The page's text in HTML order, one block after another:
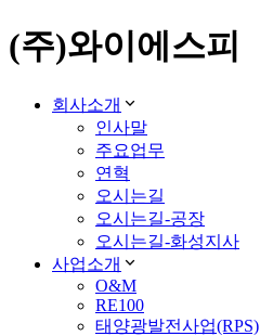
(주)와이에스피
회사소개
인사말
주요업무
연혁
오시는길
오시는길-공장
오시는길-화성지사
사업소개
O&M
RE100
태양광발전사업(RPS)